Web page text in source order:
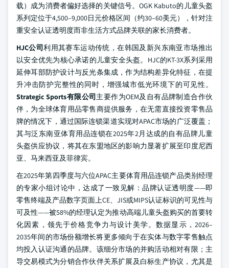
载）成为消费者偏好选择的关键信号。OGK Kabuto的儿童头盔
系列定位于4,500–9,000日元价格区间（约30–60美元），针对注
重安全认证透明度而非生活方式品牌关联的家长消费者。
HJC公司利用其赛车运动传统，在韩国及新兴东南亚市场推出
以安全优先为核心承诺的儿童安全头盔。HJC的KT-3X系列采用
延伸耳部防护设计与反光条集成，作为结构差异化特征，在提
升冲击防护完整性的同时，增强城市低光环境下的可见性。
Strategic Sports有限公司主要作为OEM及自有品牌制造合作伙
伴，为全球体育用品零售商提供服务，在无需直接投资零售品
牌的情况下，通过国际连锁渠道实现对APAC市场的广泛覆盖；
其与泛东南亚体育用品连锁在2025年2月达成的自有品牌儿童
头盔供应协议，将其在东盟地区的影响力显著扩展至印度尼西
亚、马来西亚及菲律宾。
在2025年第四季度与六位APAC主要体育用品连锁产品类别经理
的专家小组讨论中，达成了一致见解：品牌认证透明度——即
零售终端及产品数字页面上CE、JIS或MIPS认证标识的可见性与
可及性——被58%的经理认定为推动高端儿童头盔购买的首要转
化因素，领先于价格竞争力与设计美学。数据显示，2026–
2035年间的市场份额增长将更多倾向于在实体与数字零售触点
均投入认证沟通的品牌。该细分市场的并购活动相对有限；主
导交易模式为分销合作伙伴关系扩展及白标生产协议，尤其是